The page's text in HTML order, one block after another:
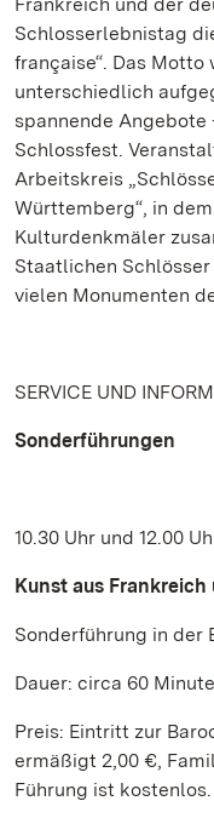
Schlosserlebnistag
française“. Das
unterschiedlich
spannende Angebote
Schlossfest.
Arbeitskreis
Württemberg“, in
Kulturdenkmäler
Staatlichen
vielen Monumenten
SERVICE UND
Sonderführungen
10.30 Uhr und 12.00
Kunst aus Frankreich
Sonderführung in der
Dauer: circa 60
Preis: Eintritt zur
ermäßigt 2,00 €,
Führung ist kostenlos.